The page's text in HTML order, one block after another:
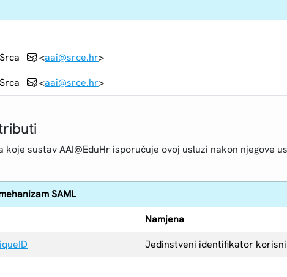
Srca
<aai@srce.hr>
Srca
<aai@srce.hr>
sustav AAI@EduHr isporučuje ovoj usluzi nakon njegove
SAML
Namjena
Jedinstveni identifikator